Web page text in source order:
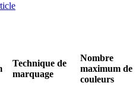
Technique de
marquage
Nombre
maximum de
couleurs